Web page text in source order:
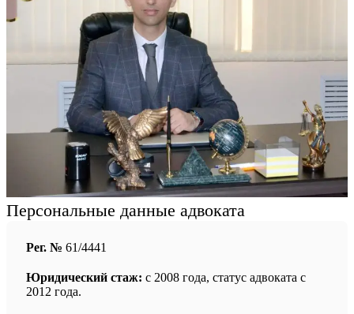
Персональные данные адвоката
Рег. № 61/4441
Юридический стаж: с 2008 года, статус адвоката с
2012 года.